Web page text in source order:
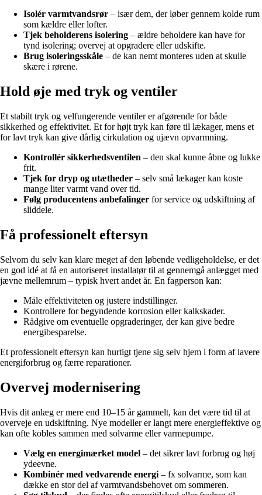
Isolér varmtvandsrør – især dem, der løber gennem kolde rum
som kældre eller lofter.
Tjek beholderens isolering – ældre beholdere kan have for
tynd isolering; overvej at opgradere eller udskifte.
Brug isoleringsskåle – de kan nemt monteres uden at skulle
skære i rørene.
Hold øje med tryk og ventiler
Et stabilt tryk og velfungerende ventiler er afgørende for både
sikkerhed og effektivitet. Et for højt tryk kan føre til lækager, mens et
for lavt tryk kan give dårlig cirkulation og ujævn opvarmning.
Kontrollér sikkerhedsventilen – den skal kunne åbne og lukke
frit.
Tjek for dryp og utætheder – selv små lækager kan koste
mange liter varmt vand over tid.
Følg producentens anbefalinger for service og udskiftning af
sliddele.
Få professionelt eftersyn
Selvom du selv kan klare meget af den løbende vedligeholdelse, er det
en god idé at få en autoriseret installatør til at gennemgå anlægget med
jævne mellemrum – typisk hvert andet år. En fagperson kan:
Måle effektiviteten og justere indstillinger.
Kontrollere for begyndende korrosion eller kalkskader.
Rådgive om eventuelle opgraderinger, der kan give bedre
energibesparelse.
Et professionelt eftersyn kan hurtigt tjene sig selv hjem i form af lavere
energiforbrug og færre reparationer.
Overvej modernisering
Hvis dit anlæg er mere end 10–15 år gammelt, kan det være tid til at
overveje en udskiftning. Nye modeller er langt mere energieffektive og
kan ofte kobles sammen med solvarme eller varmepumpe.
Vælg en energimærket model – det sikrer lavt forbrug og høj
ydeevne.
Kombinér med vedvarende energi – fx solvarme, som kan
dække en stor del af varmtvandsbehovet om sommeren.